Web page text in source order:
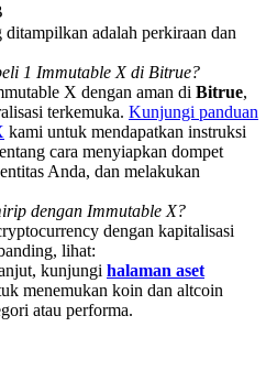
Share 25000 USDT prize pool!
prize pool
500,000 USDT
Carnival
adalah perkiraan dan
1 Immutable X di Bitrue?
X dengan aman di Bitrue,
terkemuka. Kunjungi panduan
kami untuk mendapatkan instruksi
cara menyiapkan dompet
Anda, dan melakukan
dengan Immutable X?
dengan kapitalisasi
lihat:
kunjungi halaman aset
menemukan koin dan altcoin
atau performa.